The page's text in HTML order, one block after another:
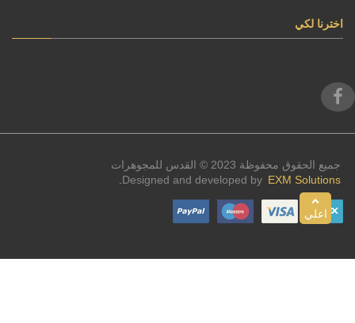
اخترنا لكي
جميع الحقوق محفوظة 2023 © القدس للمجوهرات
Designed and developed by EXM Solutions.
اعلي